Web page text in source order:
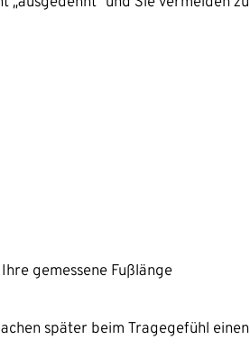
gemessene Fußlänge
später beim Tragegefühl einen